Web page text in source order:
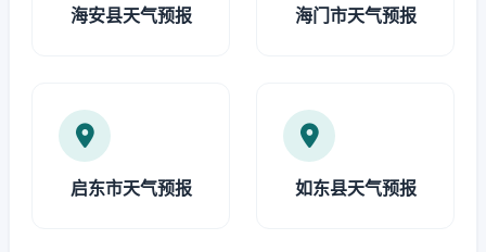
海安县天气预报 海门市天气预报
启东市天气预报 如东县天气预报